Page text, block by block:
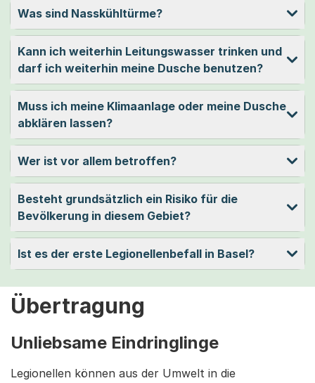
Was sind Nasskühltürme?
Kann ich weiterhin Leitungswasser trinken und
darf ich weiterhin meine Dusche benutzen?
Muss ich meine Klimaanlage oder meine Dusche
abklären lassen?
Wer ist vor allem betroffen?
Besteht grundsätzlich ein Risiko für die
Bevölkerung in diesem Gebiet?
Ist es der erste Legionellenbefall in Basel?
Übertragung
Unliebsame Eindringlinge
Legionellen können aus der Umwelt in die